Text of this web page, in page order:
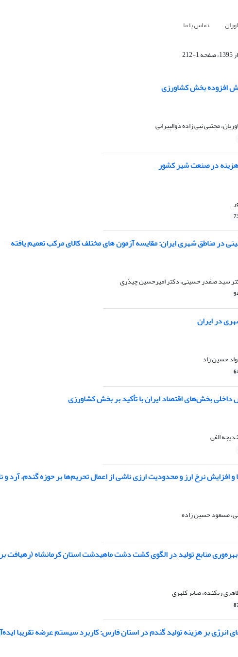
تماس با ما
افزوده بخش کشاورزی
مجتبی نبی زاده ذوالپیرانی
هزینه در صنعت شیر کشور
در مناطق شهری ایران: مقایسه آزمون های مختلف کالای مرکب تعمیم یافته
سید صفدر حسینی، دکتر امیرحسین چیذری
در ایران
حسین زاد
داخلی بخش‌های اقتصاد ایران با تأکید بر بخش کشاورزی
الفی
افزایش نرخ ارز و محدودیت ارزی ناشی از اعمال تحریم‌ها بر حوزه گندم، آرد و
مسعود حسین زاده
منابع تولید در الگوی کشت دشت ماهیدشت استان کرمانشاه (رهیافت
ریکنده، صابر کلهری
انرژی بر هزینه تولید گندم در استان فارس: کاربرد سیستم عرضه تقریبا